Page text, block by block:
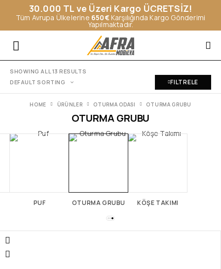
30.000 TL ve Üzeri Kargo ÜCRETSİZ!
Tüm Avrupa Ülkelerine 650€Karşılığında Kargo Gönderimi
Yapılmaktadır.
SHOWING ALL 13 RESULTS
FILTRELE
OTURMA GRUBU
HOME ÜRÜNLER OTURMA ODASI OTURMA GRUBU
PUF OTURMA GRUBU KÖŞE TAKIMI